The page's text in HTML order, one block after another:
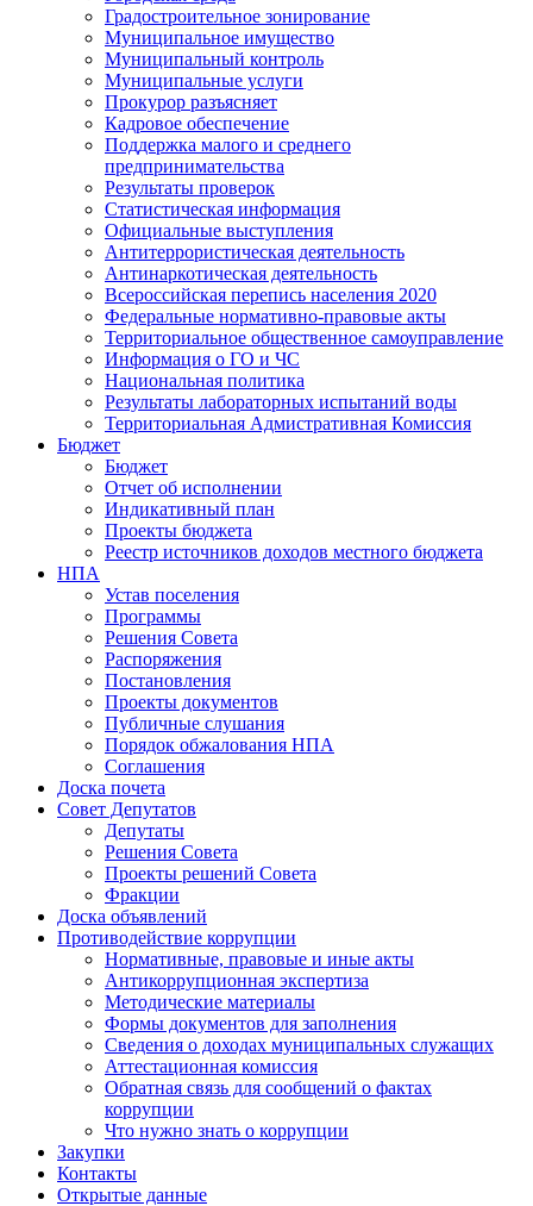
Градостроительное зонирование
Муниципальное имущество
Муниципальный контроль
Муниципальные услуги
Прокурор разъясняет
Кадровое обеспечение
Поддержка малого и среднего
предпринимательства
Результаты проверок
Статистическая информация
Официальные выступления
Антитеррористическая деятельность
Антинаркотическая деятельность
Всероссийская перепись населения 2020
Федеральные нормативно-правовые акты
Территориальное общественное самоуправление
Информация о ГО и ЧС
Национальная политика
Результаты лабораторных испытаний воды
Территориальная Адмистративная Комиссия
Бюджет
Бюджет
Отчет об исполнении
Индикативный план
Проекты бюджета
Реестр источников доходов местного бюджета
НПА
Устав поселения
Программы
Решения Совета
Распоряжения
Постановления
Проекты документов
Публичные слушания
Порядок обжалования НПА
Соглашения
Доска почета
Совет Депутатов
Депутаты
Решения Совета
Проекты решений Совета
Фракции
Доска объявлений
Противодействие коррупции
Нормативные, правовые и иные акты
Антикоррупционная экспертиза
Методические материалы
Формы документов для заполнения
Сведения о доходах муниципальных служащих
Аттестационная комиссия
Обратная связь для сообщений о фактах
коррупции
Что нужно знать о коррупции
Закупки
Контакты
Открытые данные